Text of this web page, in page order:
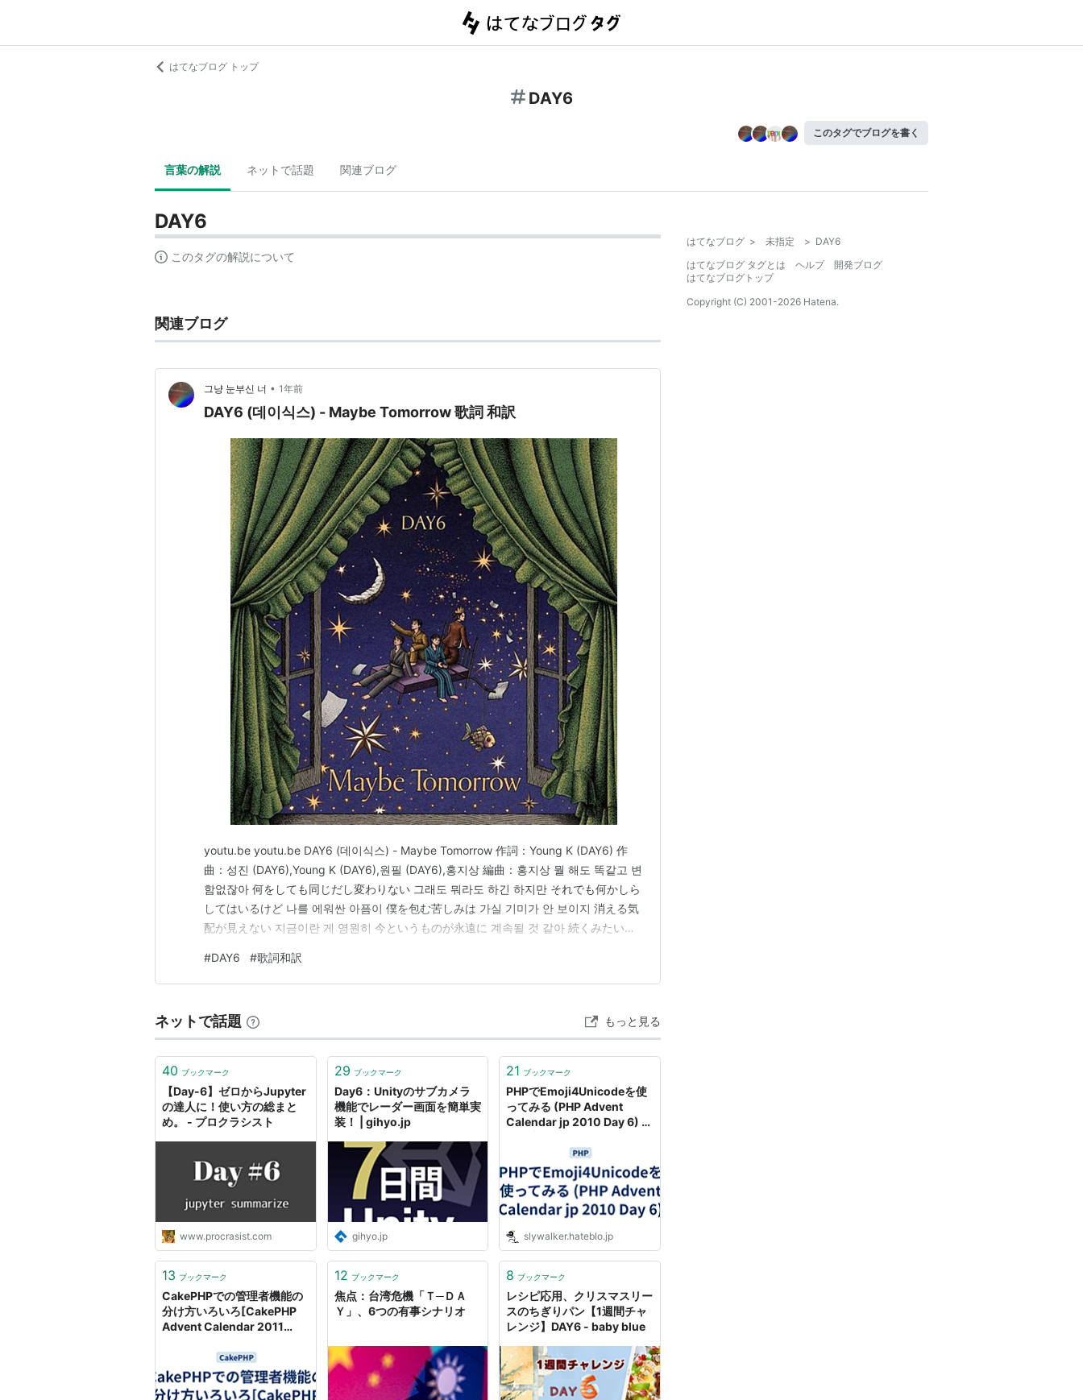
はてなブログ トップ
DAY6
このタグでブログを書く
言葉の解説 ネットで話題 関連ブログ
DAY6
このタグの解説について
関連ブログ
그냥 눈부신 너 • 1年前
DAY6 (데이식스) - Maybe Tomorrow 歌詞 和訳
youtu.be youtu.be DAY6 (데이식스) - Maybe Tomorrow 作詞：Young K (DAY6) 作
曲：성진 (DAY6),Young K (DAY6),원필 (DAY6),홍지상 編曲：홍지상 뭘 해도 똑같고 변
함없잖아 何をしても同じだし変わりない 그래도 뭐라도 하긴 하지만 それでも何かしら
してはいるけど 나를 에워싼 아픔이 僕を包む苦しみは 가실 기미가 안 보이지 消える気
配が見えない 지금이란 게 영원히 今というものが永遠に 계속될 것 같아 続くみたいだ
#DAY6 #歌詞和訳
ネットで話題 もっと見る
40 ブックマーク
【Day-6】ゼロからJupyter
の達人に！使い方の総まと
め。 - プロクラシスト
www.procrasist.com
29 ブックマーク
Day6：Unityのサブカメラ
機能でレーダー画面を簡単実
装！ | gihyo.jp
gihyo.jp
21 ブックマーク
PHPでEmoji4Unicodeを使
ってみる (PHP Advent
Calendar jp 2010 Day 6) -
slywalker.hateblo.jp
13 ブックマーク
CakePHPでの管理者機能の
分け方いろいろ[CakePHP
Advent Calendar 2011
Copy/Cut/Paste/Hatena
12 ブックマーク
焦点：台湾危機「Ｔ─ＤＡ
Ｙ」、6つの有事シナリオ
8 ブックマーク
レシピ応用、クリスマスリー
スのちぎりパン【1週間チャ
レンジ】DAY6 - baby blue
はてなブログ > 未指定 > DAY6
はてなブログ タグとは
ヘルプ
開発ブログ
はてなブログトップ
Copyright (C) 2001-2026 Hatena.